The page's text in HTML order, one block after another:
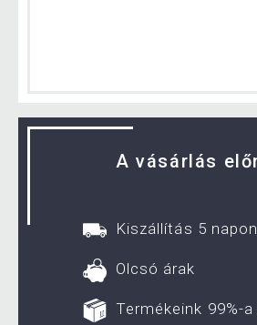
A vásárlás
Kiszállítás 5
Olcsó árak
Termékeink 99%-